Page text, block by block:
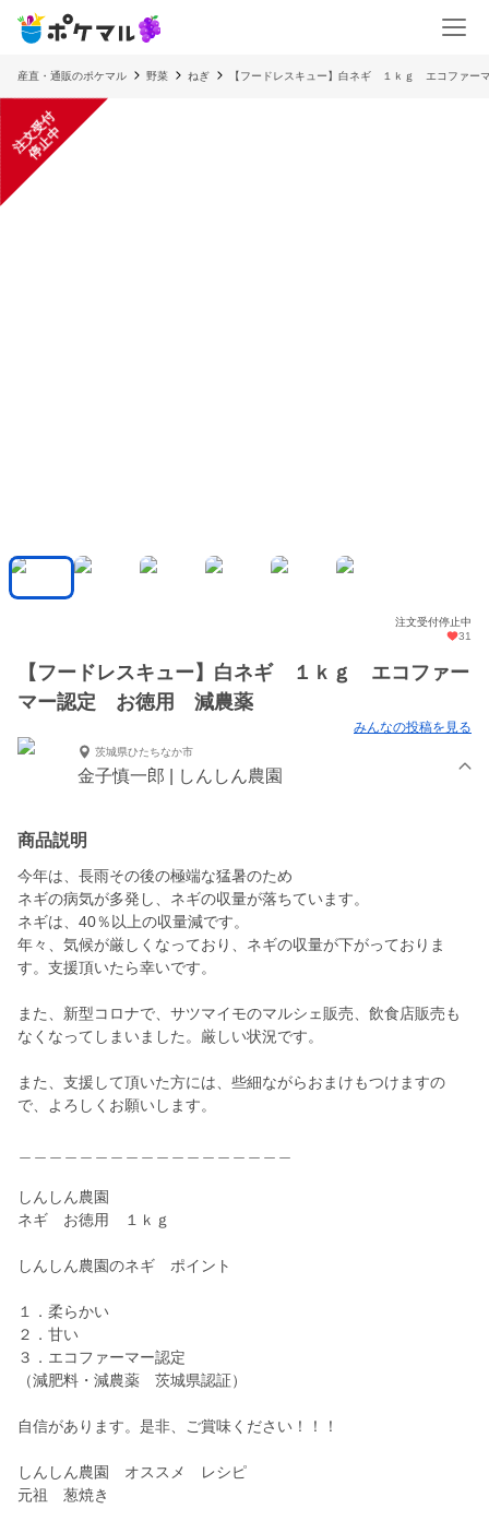
産直・通販のポケマル 野菜 ねぎ 【フードレスキュー】白ネギ １ｋｇ エコファ
注
文
受
付
停
止
中
注文受付停止中
31
【フードレスキュー】白ネギ １ｋｇ エコファー
マー認定 お徳用 減農薬
みんなの投稿を見る
茨城県ひたちなか市
金子慎一郎 | しんしん農園
商品説明
今年は、長雨その後の極端な猛暑のため
ネギの病気が多発し、ネギの収量が落ちています。
ネギは、40％以上の収量減です。
年々、気候が厳しくなっており、ネギの収量が下がっておりま
す。支援頂いたら幸いです。
また、新型コロナで、サツマイモのマルシェ販売、飲食店販売も
なくなってしまいました。厳しい状況です。
また、支援して頂いた方には、些細ながらおまけもつけますの
で、よろしくお願いします。
しんしん農園
ネギ お徳用 １ｋｇ
しんしん農園のネギ ポイント
１．柔らかい
２．甘い
３．エコファーマー認定
（減肥料・減農薬 茨城県認証）
自信があります。是非、ご賞味ください！！！
しんしん農園 オススメ レシピ
元祖 葱焼き